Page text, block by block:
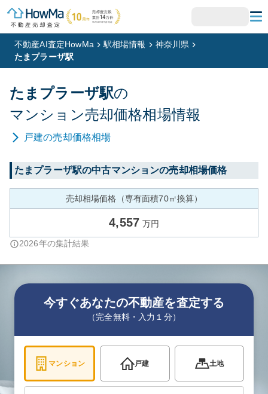
不動産AI査定HowMa 駅相場情報
神奈川県
たまプラーザ駅
たまプラーザ駅の
マンション売却価格相場情報
戸建の売却価格相場
たまプラーザ駅の中古マンションの売却相場価格
売却相場価格（専有面積70㎡換算）
4,557 万円
2026年の集計結果
今すぐあなたの不動産を査定する
（完全無料・入力１分）
マンション 戸建 土地